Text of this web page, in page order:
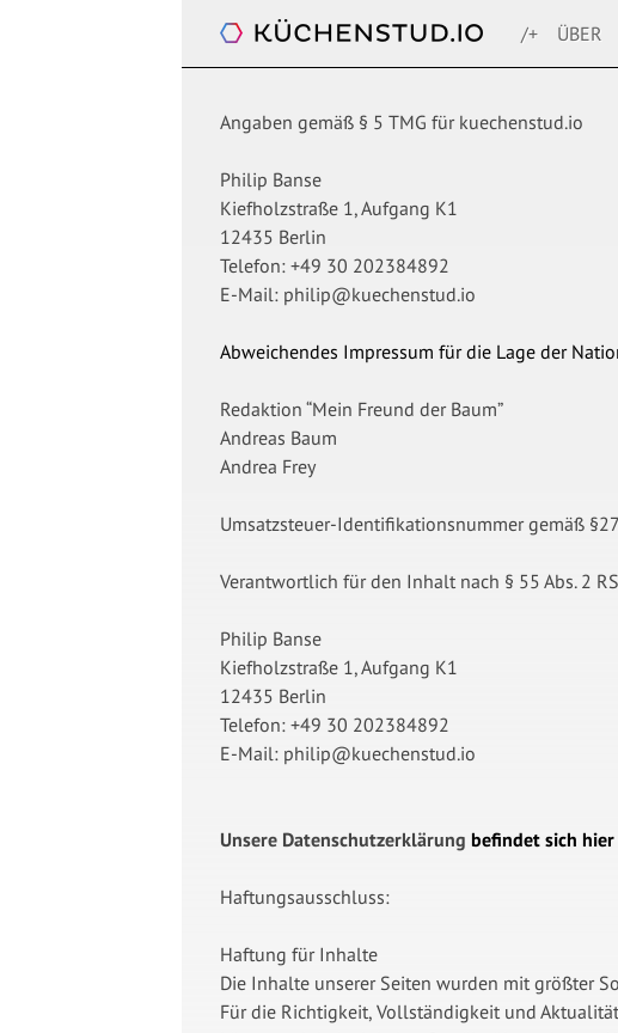
Küchenstudio
/+ ÜBER
Angaben gemäß § 5 TMG für kuechenstud.io
Philip Banse
Kiefholzstraße 1, Aufgang K1
12435 Berlin
Telefon: +49 30 202384892
E-Mail: philip@kuechenstud.io
Abweichendes Impressum für die Lage der
Redaktion “Mein Freund der Baum”
Andreas Baum
Andrea Frey
Umsatzsteuer-Identifikationsnummer gemäß
Verantwortlich für den Inhalt nach § 55 Abs. 2
Philip Banse
Kiefholzstraße 1, Aufgang K1
12435 Berlin
Telefon: +49 30 202384892
E-Mail: philip@kuechenstud.io
Unsere Datenschutzerklärung befindet sich hier
Haftungsausschluss:
Haftung für Inhalte
Die Inhalte unserer Seiten wurden mit größter
Für die Richtigkeit, Vollständigkeit und